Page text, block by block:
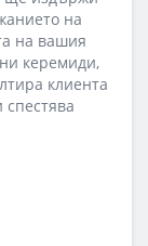
на
на вашия
керемиди,
клиента